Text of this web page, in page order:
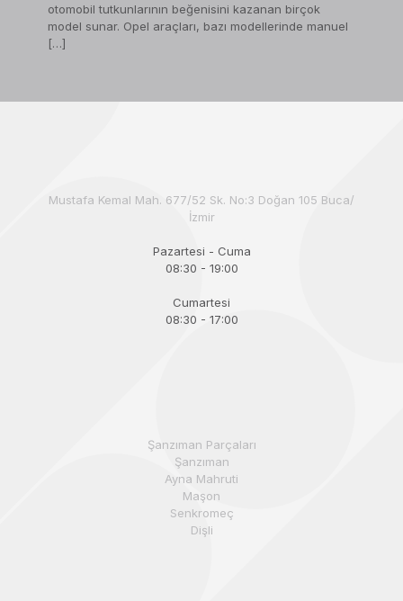
otomobil tutkunlarının beğenisini kazanan birçok
model sunar. Opel araçları, bazı modellerinde manuel
[…]
Mustafa Kemal Mah. 677/52 Sk. No:3 Doğan 105 Buca/
İzmir
Pazartesi - Cuma
08:30 - 19:00
Cumartesi
08:30 - 17:00
Şanzıman Parçaları
Şanzıman
Ayna Mahruti
Maşon
Senkromeç
Dişli